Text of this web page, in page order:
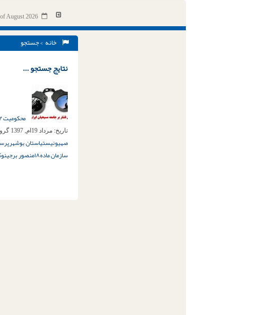
August 2026
خانه > جستجو
نتایج جستجو ...
محکومیت ۱۲ نوکیش مسیحی در بوشهر؛ گزارشی از شرح پرونده پیام خرامان
تاریخ: مرداد 19ام, 1397
صهیونیستیاستان بوشهر
سازمان ماده۱۸ منصور برجی